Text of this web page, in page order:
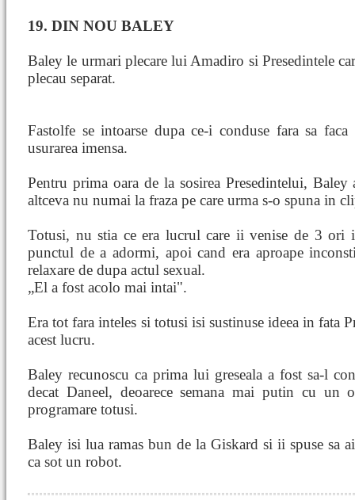
19. DIN NOU BALEY
Baley le urmari plecare lui Amadiro si Presedintele
plecau separat.
Fastolfe se intoarse dupa ce-i conduse fara sa
usurarea imensa.
Pentru prima oara de la sosirea Presedintelui, Baley
altceva nu numai la fraza pe care urma s-o spuna in
Totusi, nu stia ce era lucrul care ii venise de 3 ori
punctul de a adormi, apoi cand era aproape
relaxare de dupa actul sexual.
„El a fost acolo mai intai".
Era tot fara inteles si totusi isi sustinuse ideea in fata
acest lucru.
Baley recunoscu ca prima lui greseala a fost sa-l
decat Daneel, deoarece semana mai putin cu
programare totusi.
Baley isi lua ramas bun de la Giskard si ii spuse sa
ca sot un robot.